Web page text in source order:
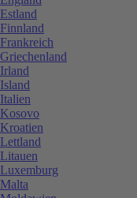
Estland
Finnland
Frankreich
Griechenland
Irland
Island
Italien
Kosovo
Kroatien
Lettland
Litauen
Luxemburg
Malta